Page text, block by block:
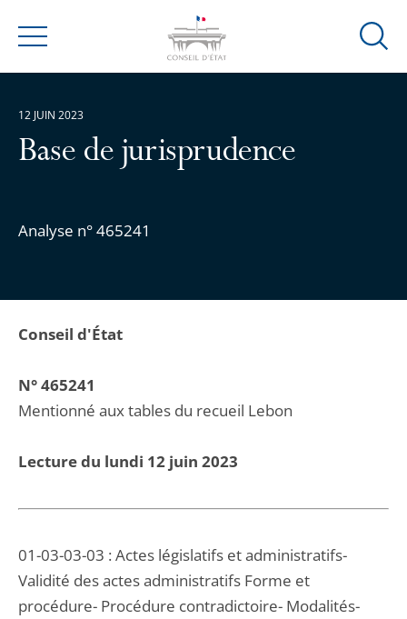
Menu
Ouvrir
Base de jurisprudence
Analyse n° 465241
12 JUIN 2023
Conseil d'État
N° 465241
Mentionné aux tables du recueil Lebon
Lecture du lundi 12 juin 2023
01-03-03-03 : Actes législatifs et administratifs-
Validité des actes administratifs Forme et
procédure- Procédure contradictoire- Modalités-